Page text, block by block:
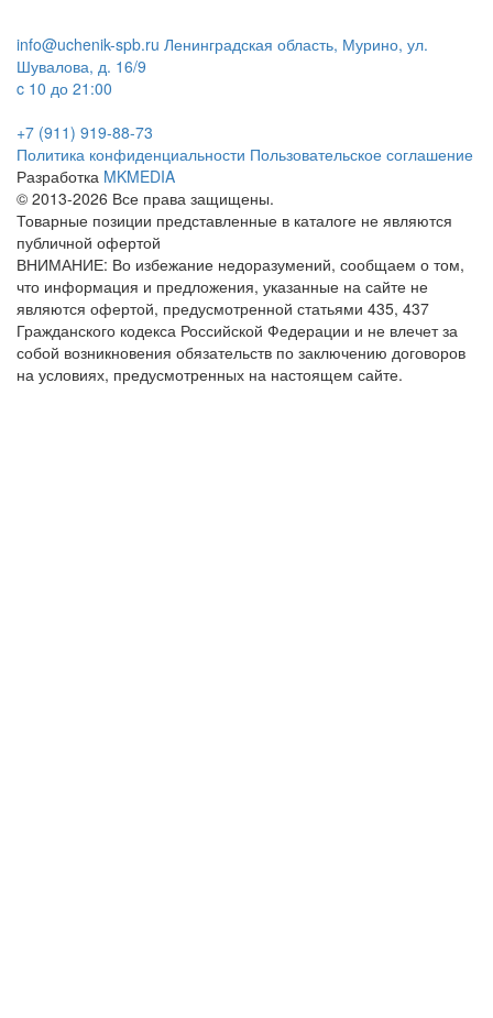
info@uchenik-spb.ru Ленинградская область, Мурино, ул.
Шувалова, д. 16/9
c 10 до 21:00
+7 (911) 919-88-73
Политика конфиденциальности Пользовательское соглашение
Разработка MKMEDIA
© 2013-2026 Все права защищены.
Товарные позиции представленные в каталоге не являются
публичной офертой
ВНИМАНИЕ: Во избежание недоразумений, сообщаем о том,
что информация и предложения, указанные на сайте не
являются офертой, предусмотренной статьями 435, 437
Гражданского кодекса Российской Федерации и не влечет за
собой возникновения обязательств по заключению договоров
на условиях, предусмотренных на настоящем сайте.